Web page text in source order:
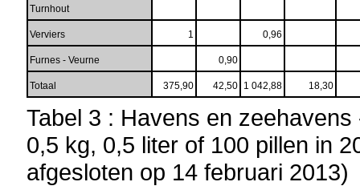
Turnhout
Verviers 1 0,96
Furnes - Veurne 0,90
Totaal 375,90 42,50 1 042,88 18,30
Tabel 3 : Havens en
0,5 kg, 0,5 liter of 100 pillen in
afgesloten op 14 februari 2013)